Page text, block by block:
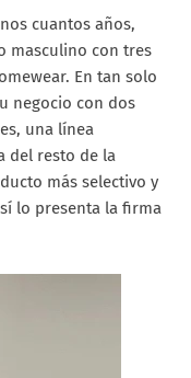
cuantos años,
masculino con tres
En tan solo
negocio con dos
una línea
del resto de la
más selectivo y
lo presenta la firma